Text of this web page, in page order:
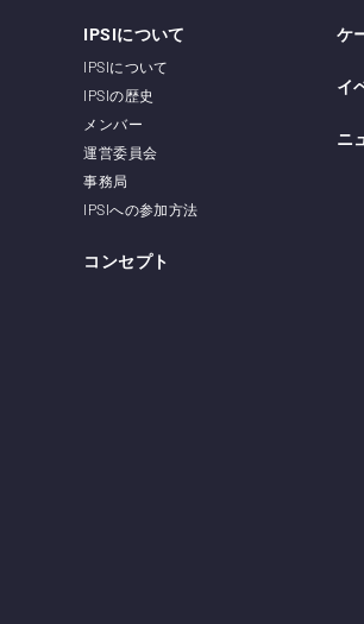
IPSIについて
IPSIについて
IPSIの歴史
メンバー
運営委員会
事務局
IPSIへの参加方法
コンセプト
ケ
イ
ニ